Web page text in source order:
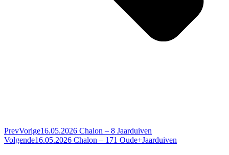
PrevVorige16.05.2026 Chalon – 8 Jaarduiven
Volgende16.05.2026 Chalon – 171 Oude+Jaarduiven